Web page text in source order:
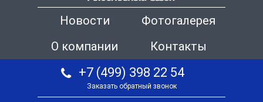
Новости
Фотогалерея
О компании
Контакты
+7 (499) 398 22 54
Заказать обратный звонок